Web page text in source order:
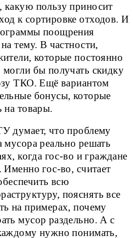
пользу приносит
к сортировке отходов. И
поощрения
тему. В частности,
которые постоянно
бы получать скидку
ТКО. Ещё вариантом
бонусы, которые
на товары.
думает, что проблему
мусора реально решать
когда гос-во и граждане
Именно гос-во, считает
всю
пояснять все
на примерах, почему
мусор раздельно. А с
нужно понимать,